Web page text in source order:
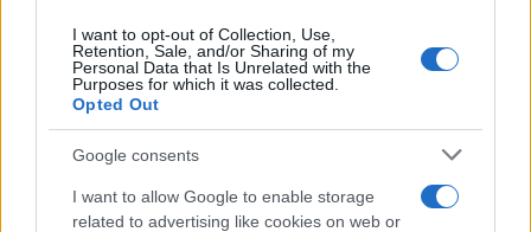
I want to opt-out of Collection, Use,
Retention, Sale, and/or Sharing of my
Personal Data that Is Unrelated with the
Purposes for which it was collected.
Opted Out
Google consents
I want to allow Google to enable storage
related to advertising like cookies on web or
Országos hírek
Túlfogyasztás napja - július 30-ra
évre elegendő erőforrásait